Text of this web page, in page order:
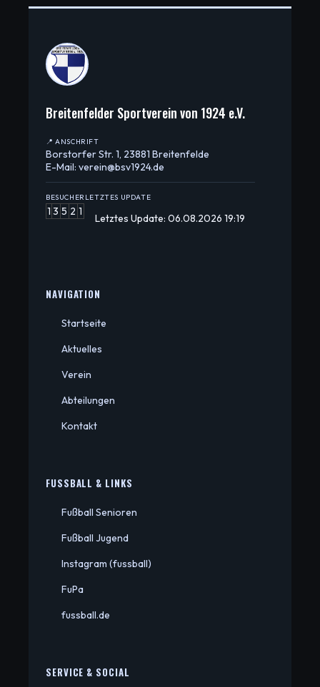
Breitenfelder Sportverein von 1924 e.V.
📍 ANSCHRIFT
Borstorfer Str. 1, 23881 Breitenfelde
E-Mail: verein@bsv1924.de
BESUCHER
1 3 5 2 1
LETZTES UPDATE
Letztes Update: 06.08.2026 19:19
NAVIGATION
Startseite
Aktuelles
Verein
Abteilungen
Kontakt
FUSSBALL & LINKS
Fußball Senioren
Fußball Jugend
Instagram (fussball)
FuPa
fussball.de
SERVICE & SOCIAL